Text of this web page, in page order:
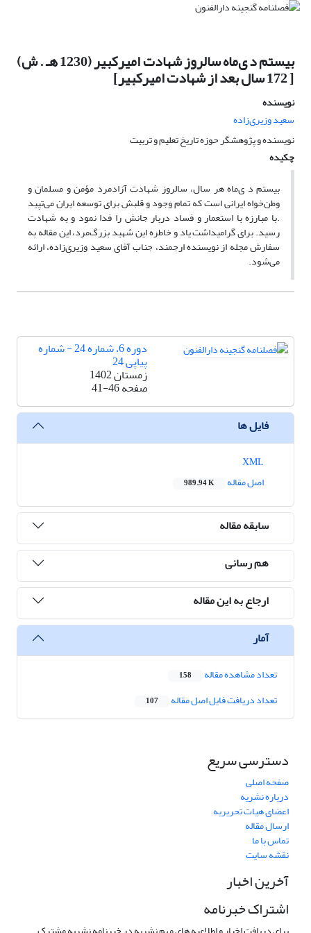
بیستم د ی‌ماه سالروز شهادت امیرکبیر (1230 هـ . ش)
[ 172 سال بعد از شهادت امیرکبیر]
نویسنده
سعید وزیری‌زاده
نویسنده و پژوهشگر حوزه تاریخ تعلیم و تربیت
چکیده
بیستم د ی‌ماه هر سال، سالروز شهادت آزادمرد مؤمن و مسلمان و
وطن‌خواه ایرانی است که تمام وجود و قلبش برای توسعه ایران می‌تپید
.با مبارزه با استعمار و فساد دربار جانش را فدا نمود و به شهادت
رسید. برای گرامیداشت یاد و خاطره این شهید بزرگ‌مرد، این مقاله به
سفارش مجله از نویسنده ارجمند، جناب آقای سعید وزیری‌زاده، ارائه
می‌شود.
دوره 6، شماره 24 - شماره
پیاپی 24
زمستان 1402
صفحه41-46
فایل ها
اصل مقاله
989.94 K
سابقه مقاله
هم رسانی
ارجاع به این مقاله
آمار
تعداد مشاهده مقاله 158
تعداد دریافت فایل اصل مقاله 107
دسترسی سریع
صفحه اصلی
درباره نشریه
اعضای هیات تحریریه
ارسال مقاله
تماس با ما
نقشه سایت
آخرین اخبار
اشتراک خبرنامه